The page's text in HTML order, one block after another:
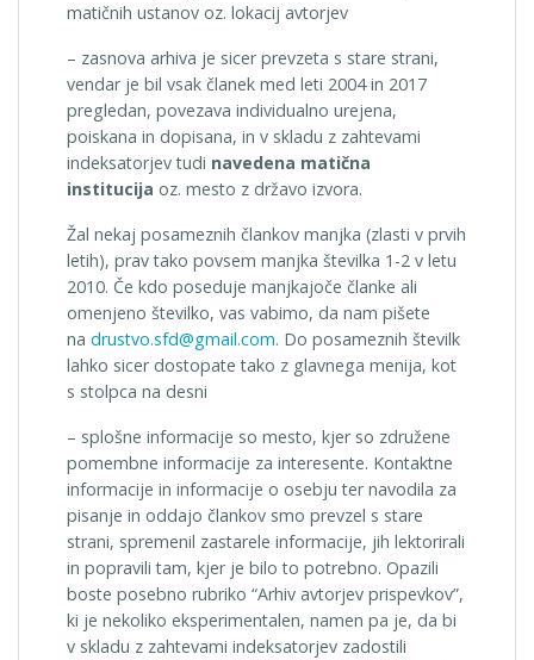
matičnih ustanov oz. lokacij avtorjev
– zasnova arhiva je sicer prevzeta s stare strani,
vendar je bil vsak članek med leti 2004 in 2017
pregledan, povezava individualno urejena,
poiskana in dopisana, in v skladu z zahtevami
indeksatorjev tudi navedena matična
institucija oz. mesto z državo izvora.
Žal nekaj posameznih člankov manjka (zlasti v prvih
letih), prav tako povsem manjka številka 1-2 v letu
2010. Če kdo poseduje manjkajoče članke ali
omenjeno številko, vas vabimo, da nam pišete
na drustvo.sfd@gmail.com. Do posameznih številk
lahko sicer dostopate tako z glavnega menija, kot
s stolpca na desni
– splošne informacije so mesto, kjer so združene
pomembne informacije za interesente. Kontaktne
informacije in informacije o osebju ter navodila za
pisanje in oddajo člankov smo prevzel s stare
strani, spremenil zastarele informacije, jih lektorirali
in popravili tam, kjer je bilo to potrebno. Opazili
boste posebno rubriko “Arhiv avtorjev prispevkov”,
ki je nekoliko eksperimentalen, namen pa je, da bi
v skladu z zahtevami indeksatorjev zadostili